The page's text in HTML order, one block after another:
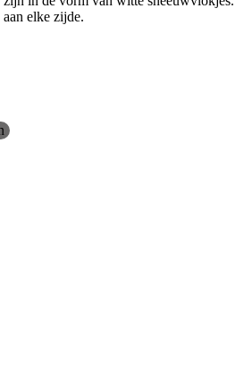
elke zijde.